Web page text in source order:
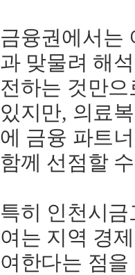
금융권에서는
과 맞물려 해
전하는 것만
있지만, 의료
에 금융 파트
함께 선점할
특히 인천시
여는 지역 경
여한다는 점